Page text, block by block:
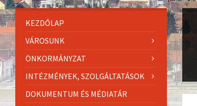
KEZDŐLAP
VÁROSUNK
ÖNKORMÁNYZAT
INTÉZMÉNYEK, SZOLGÁLTATÁSOK
DOKUMENTUM ÉS MÉDIATÁR